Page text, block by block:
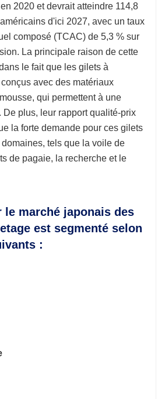
2020 et devrait atteindre 114,8
d'ici 2027, avec un taux
composé (TCAC) de 5,3 % sur
La principale raison de cette
le fait que les gilets à
avec des matériaux
qui permettent à une
De plus, leur rapport qualité-prix
la forte demande pour ces gilets
tels que la voile de
de pagaie, la recherche et le
le marché japonais des
est segmenté selon
: